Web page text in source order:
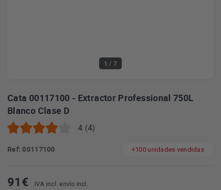
1 / 7
Cata 00117100 - Extractor Professional 750L
Blanco Clase D
4 (4)
Ref: 00117100 +100 unidades vendidas
91€ IVA incl. envío incl.